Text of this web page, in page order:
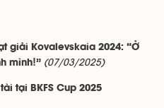
giải Kovalevskaia 2024: “Ở
mình!” (07/03/2025)
tại BKFS Cup 2025